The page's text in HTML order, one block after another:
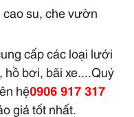
su, che vườn
cấp các loại lưới
bơi, bãi xe....Quý
hệ0906 917 317
giá tốt nhất.